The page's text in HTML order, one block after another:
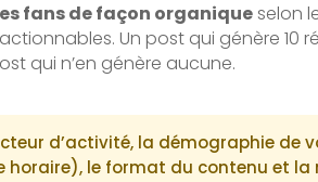
fans de façon organiqueselon
Un post qui génère 10
qui n’en génère aucune.
d’activité, la démographie de
le format du contenu et